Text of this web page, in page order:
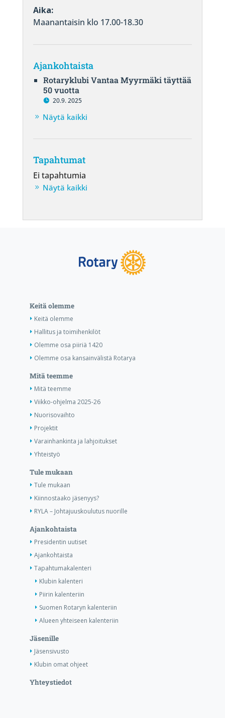
Aika:
Maanantaisin klo 17.00-18.30
Ajankohtaista
Rotaryklubi Vantaa Myyrmäki täyttää
50 vuotta
20.9. 2025
Näytä kaikki
Tapahtumat
Ei tapahtumia
Näytä kaikki
Keitä olemme
Keitä olemme
Hallitus ja toimihenkilöt
Olemme osa piiriä 1420
Olemme osa kansainvälistä Rotarya
Mitä teemme
Mitä teemme
Viikko-ohjelma 2025-26
Nuorisovaihto
Projektit
Varainhankinta ja lahjoitukset
Yhteistyö
Tule mukaan
Tule mukaan
Kiinnostaako jäsenyys?
RYLA – Johtajuuskoulutus nuorille
Ajankohtaista
Presidentin uutiset
Ajankohtaista
Tapahtumakalenteri
Klubin kalenteri
Piirin kalenteriin
Suomen Rotaryn kalenteriin
Alueen yhteiseen kalenteriin
Jäsenille
Jäsensivusto
Klubin omat ohjeet
Yhteystiedot